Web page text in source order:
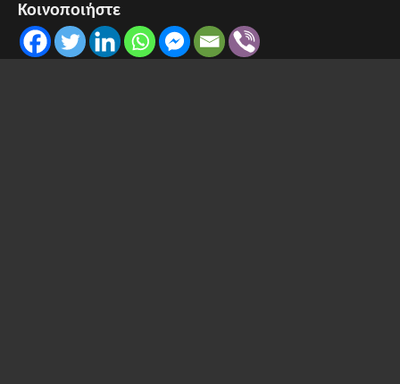
Κοινοποιήστε